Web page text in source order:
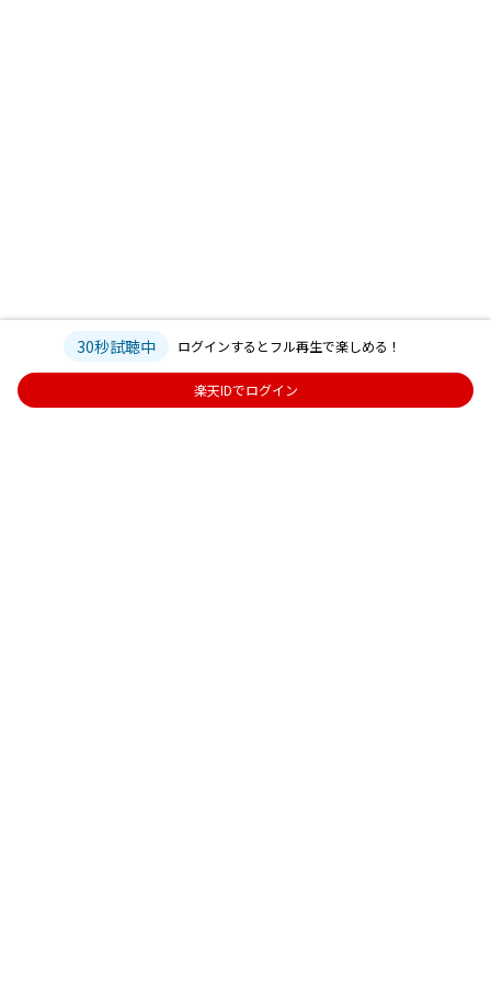
30秒試聴中 ログインするとフル再生で楽しめる！
楽天IDでログイン